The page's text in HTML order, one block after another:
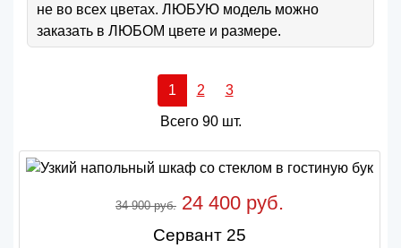
не во всех цветах. ЛЮБУЮ модель можно
заказать в ЛЮБОМ цвете и размере.
1 2 3
Всего 90 шт.
34 900 руб. 24 400 руб.
Сервант 25